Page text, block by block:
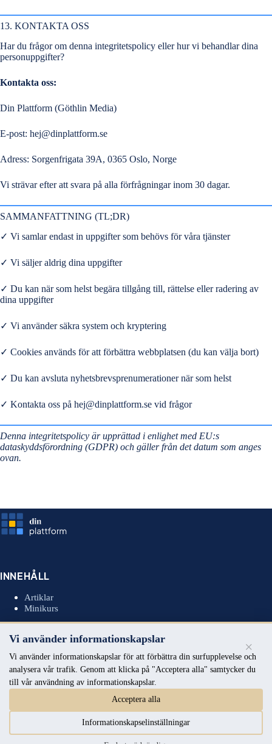
13. KONTAKTA OSS
Har du frågor om denna integritetspolicy eller hur vi behandlar dina
personuppgifter?
Kontakta oss:
Din Plattform (Göthlin Media)
E-post: hej@dinplattform.se
Adress: Sorgenfrigata 39A, 0365 Oslo, Norge
Vi strävar efter att svara på alla förfrågningar inom 30 dagar.
SAMMANFATTNING (TL;DR)
✓ Vi samlar endast in uppgifter som behövs för våra tjänster
✓ Vi säljer aldrig dina uppgifter
✓ Du kan när som helst begära tillgång till, rättelse eller radering av
dina uppgifter
✓ Vi använder säkra system och kryptering
✓ Cookies används för att förbättra webbplatsen (du kan välja bort)
✓ Du kan avsluta nyhetsbrevsprenumerationer när som helst
✓ Kontakta oss på hej@dinplattform.se vid frågor
Denna integritetspolicy är upprättad i enlighet med EU:s
dataskyddsförordning (GDPR) och gäller från det datum som anges
ovan.
INNEHÅLL
Artiklar
Minikurs
MEDLEMSKAP
Insiders
Premium
OM
×
Vi använder informationskapslar
Vi använder informationskapslar för att förbättra din surfupplevelse och
analysera vår trafik. Genom att klicka på "Acceptera alla" samtycker du
till vår användning av informationskapslar.
Acceptera alla
Informationskapselinställningar